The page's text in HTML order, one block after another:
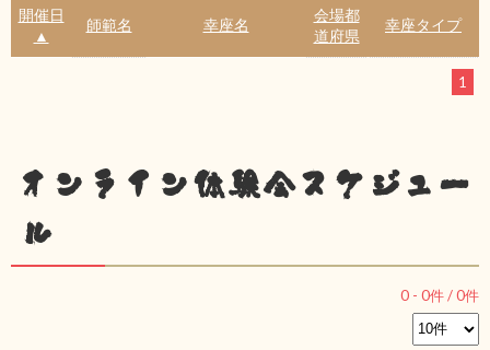
開催日
▲
師範名 幸座名
会場都
道府県
幸座タイプ
1
オンライン体験会スケジュー
ル
0 - 0件 /0件